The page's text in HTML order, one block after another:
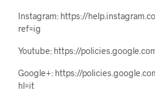
Instagram: https://
ref=ig
Youtube: https://
Google+: https://
hl=it